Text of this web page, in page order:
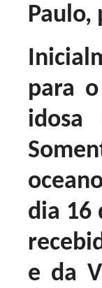
Paulo,
para
idosa
dia 16
e da